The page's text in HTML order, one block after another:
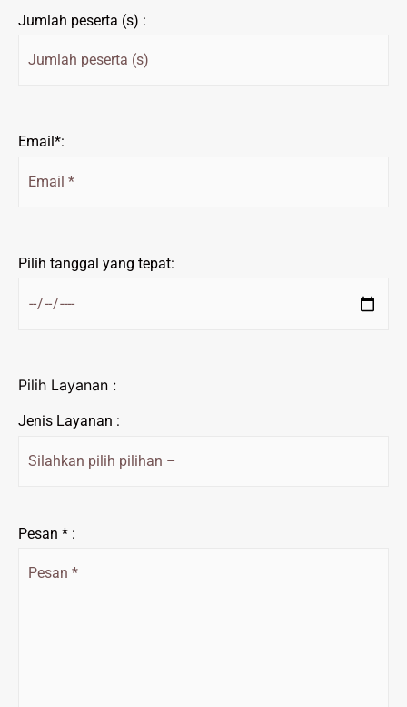
Jumlah peserta (s) :
Email*:
Pilih tanggal yang tepat:
Pilih Layanan :
Jenis Layanan :
Pesan * :